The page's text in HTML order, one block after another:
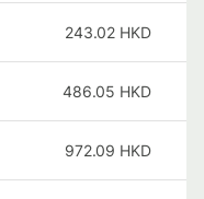
243.02 HKD
486.05 HKD
972.09 HKD